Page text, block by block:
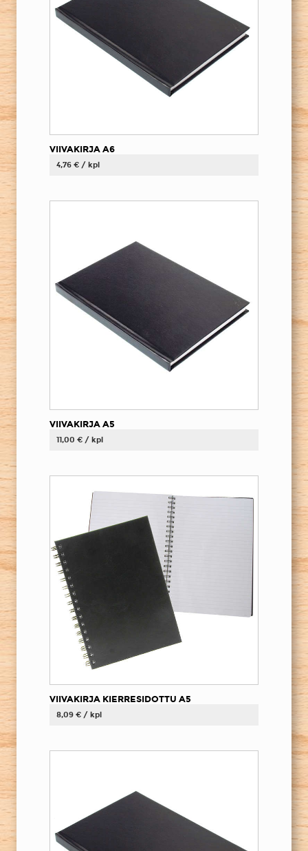
VIIVAKIRJA A6
4,76 € / kpl
VIIVAKIRJA A5
11,00 € / kpl
VIIVAKIRJA KIERRESIDOTTU A5
8,09 € / kpl